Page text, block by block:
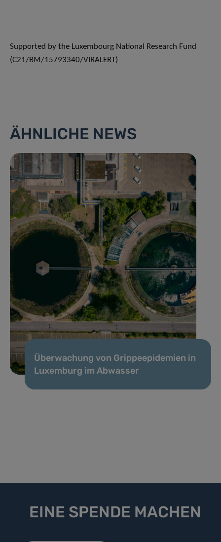
Supported by the Luxembourg National Research Fund
(C21/BM/15793340/VIRALERT)
ÄHNLICHE NEWS
Überwachung von Grippeepidemien in
Luxemburg im Abwasser
EINE SPENDE MACHEN